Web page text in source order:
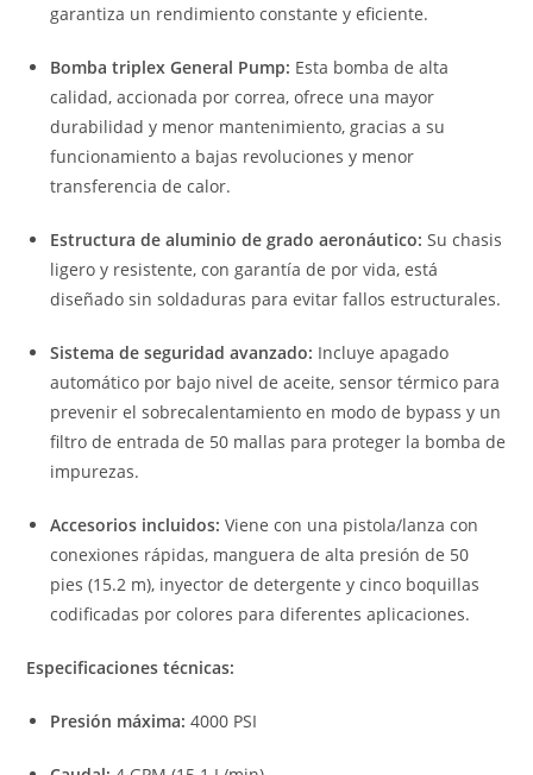
garantiza un rendimiento constante y eficiente.
Bomba triplex General Pump: Esta bomba de alta
calidad, accionada por correa, ofrece una mayor
durabilidad y menor mantenimiento, gracias a su
funcionamiento a bajas revoluciones y menor
transferencia de calor.
Estructura de aluminio de grado aeronáutico: Su chasis
ligero y resistente, con garantía de por vida, está
diseñado sin soldaduras para evitar fallos estructurales.
Sistema de seguridad avanzado: Incluye apagado
automático por bajo nivel de aceite, sensor térmico para
prevenir el sobrecalentamiento en modo de bypass y un
filtro de entrada de 50 mallas para proteger la bomba de
impurezas.
Accesorios incluidos: Viene con una pistola/lanza con
conexiones rápidas, manguera de alta presión de 50
pies (15.2 m), inyector de detergente y cinco boquillas
codificadas por colores para diferentes aplicaciones.
Especificaciones técnicas:
Presión máxima: 4000 PSI